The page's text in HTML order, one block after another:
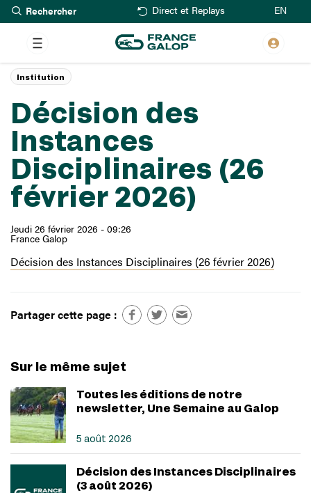
Aller
au
contenu
principal
Rechercher Direct et Replays EN
Décision des
Instances
Disciplinaires (26
février 2026)
Jeudi 26 février 2026 - 09:26
France Galop
Institution
Décision des Instances Disciplinaires (26 février 2026)
Partager cette page :
Sur le même sujet
Toutes les éditions de notre
newsletter, Une Semaine au Galop
5 août 2026
Décision des Instances Disciplinaires
(3 août 2026)